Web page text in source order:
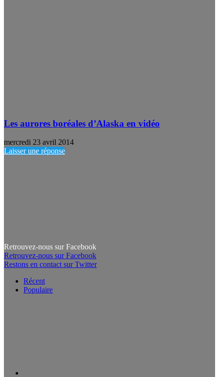
Les aurores boréales d’Alaska en vidéo
mercredi 23 avril 2014
Laisser une réponse
Retrouvez-nous sur Facebook
Retrouvez-nous sur Facebook
Restons en contact sur Twitter
Récent
Populaire